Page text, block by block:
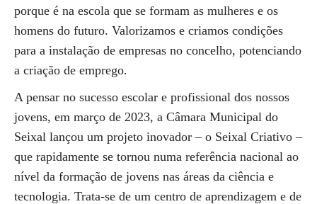
porque é na escola que se formam as mulheres e os
homens do futuro. Valorizamos e criamos condições
para a instalação de empresas no concelho, potenciando
a criação de emprego.
A pensar no sucesso escolar e profissional dos nossos
jovens, em março de 2023, a Câmara Municipal do
Seixal lançou um projeto inovador – o Seixal Criativo –
que rapidamente se tornou numa referência nacional ao
nível da formação de jovens nas áreas da ciência e
tecnologia. Trata-se de um centro de aprendizagem e de